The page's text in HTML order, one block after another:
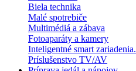
Biela technika
Malé spotrebiče
Multimédiá a zábava
Fotoaparáty a kamery
Inteligentné smart zariadenia.
Príslušenstvo TV/AV